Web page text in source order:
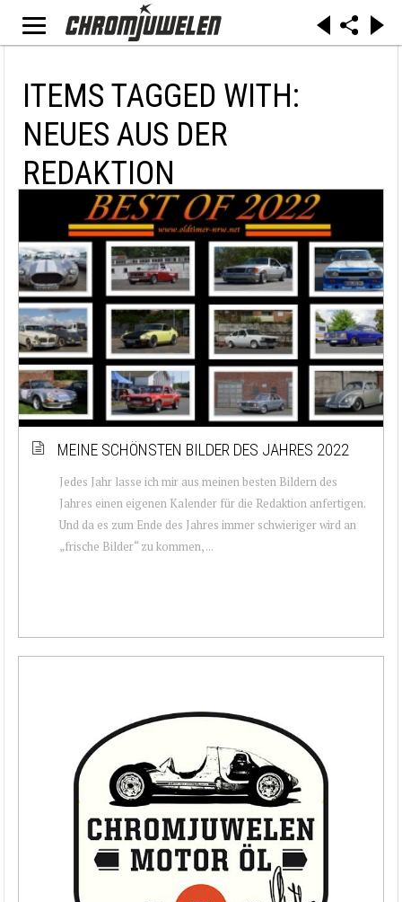
ITEMS TAGGED WITH:
NEUES AUS DER
REDAKTION
MEINE SCHÖNSTEN BILDER DES JAHRES 2022
Jedes Jahr lasse ich mir aus meinen besten Bildern des
Jahres einen eigenen Kalender für die Redaktion anfertigen.
Und da es zum Ende des Jahres immer schwieriger wird an
„frische Bilder“ zu kommen, ...